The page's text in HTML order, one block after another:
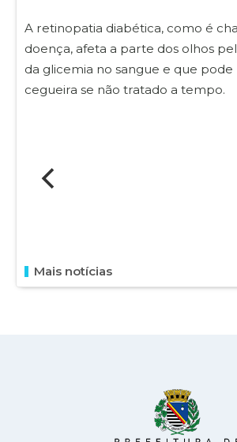
A retinopatia diabética, como é
doença, afeta a parte dos olhos
da glicemia no sangue e que pode
cegueira se não tratado a tempo.
Mais notícias